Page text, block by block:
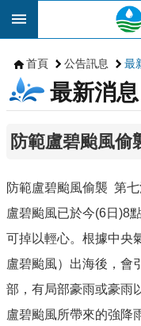
跳到主要內容區塊
首頁 公告訊息 最
最新消息
防範盧碧颱風
防範盧碧颱風偷襲 第
盧碧颱風已於今(6日)8
可掉以輕心。根據中央
盧碧颱風）出海後，會
部，有局部豪雨或豪雨
盧碧颱風所帶來的強降